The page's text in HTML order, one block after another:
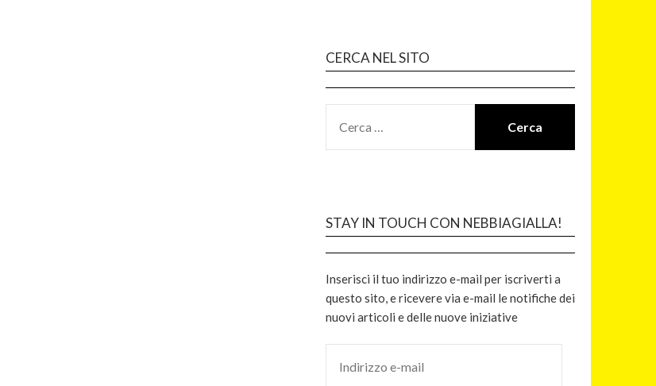
CERCA NEL SITO
STAY IN TOUCH CON NEBBIAGIALLA!
Inserisci il tuo indirizzo e-mail per iscriverti a
questo sito, e ricevere via e-mail le notifiche dei
nuovi articoli e delle nuove iniziative